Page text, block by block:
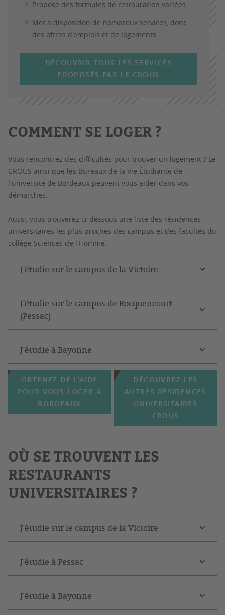
Propose des formules de restauration variées.
Met à disposition de nombreux services, dont
des offres d'emplois et de logements.
DÉCOUVRIR TOUS LES SERVICES
PROPOSÉS PAR LE CROUS
COMMENT SE LOGER ?
Vous rencontrez des difficultés pour trouver un logement ? Le
CROUS ainsi que les Bureaux de la Vie Étudiante de
l'université de Bordeaux peuvent vous aider dans vos
démarches.
Aussi, vous trouverez ci-dessous une liste des résidences
universitaires les plus proches des campus et des facultés du
collège Sciences de l'Homme.
J'étudie sur le campus de la Victoire
J'étudie sur le campus de Rocquencourt
(Pessac)
J'étudie à Bayonne
OBTENEZ DE L'AIDE
POUR VOUS LOGER À
BORDEAUX
DÉCOUVREZ LES
AUTRES RÉSIDENCES
UNIVERSITAIRES
CROUS
OÙ SE TROUVENT LES
RESTAURANTS
UNIVERSITAIRES ?
J'étudie sur le campus de la Victoire
J'étudie à Pessac
J'étudie à Bayonne